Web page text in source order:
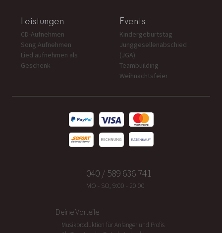
Leistungen
CD-Aufnehmen
Song Aufnehmen
Lied aufnehmen als
Geschenk
Events
Kindergeburtstag
Junggesellenabschied
(JGA)
Teambuilding
Weihnachtsfeier
040 / 589 636 741
MO - SO, 9:00 - 20:00
Deine Vorteile
Musikproduktion für Anfänger und Profis